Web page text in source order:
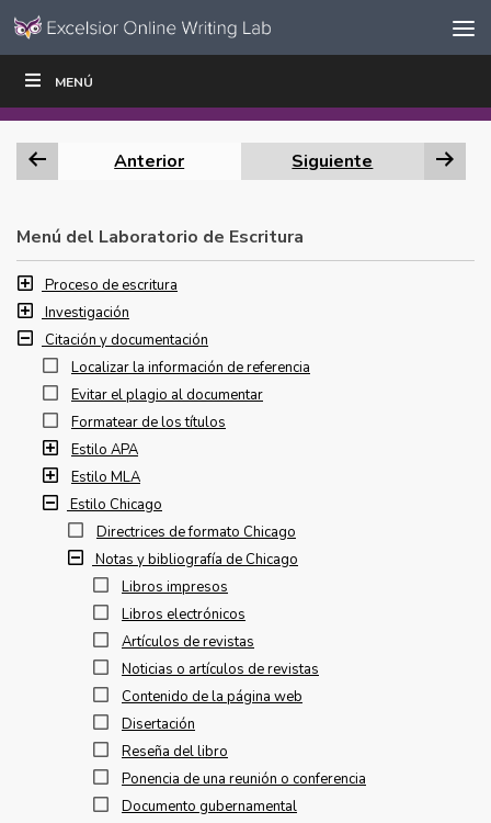
Ir al contenido
navegación
MENÚ
ESCRIBIR
Anterior Siguiente
Menú del Laboratorio de Escritura
Proceso de escritura
Investigación
Citación y documentación
Localizar la información de referencia
Evitar el plagio al documentar
Formatear de los títulos
Estilo APA
Estilo MLA
Estilo Chicago
Directrices de formato Chicago
Notas y bibliografía de Chicago
Libros impresos
Libros electrónicos
Artículos de revistas
Noticias o artículos de revistas
Contenido de la página web
Disertación
Reseña del libro
Ponencia de una reunión o conferencia
Documento gubernamental